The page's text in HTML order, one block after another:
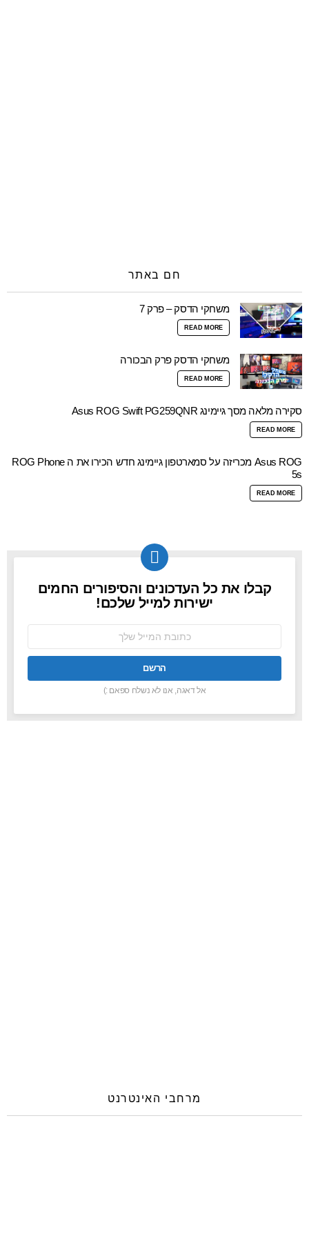
חם באתר
משחקי הדסק – פרק 7
READ MORE
משחקי הדסק פרק הבכורה
READ MORE
סקירה מלאה מסך גיימינג Asus ROG Swift PG259QNR
READ MORE
Asus ROG מכריזה על סמארטפון גיימינג חדש הכירו את ה ROG Phone
5s
READ MORE
NEWSLETTER
קבלו את כל העדכונים והסיפורים החמים
ישירות למייל שלכם!
אל דאגה, אנו לא נשלח ספאם :)
מרחבי האינטרנט